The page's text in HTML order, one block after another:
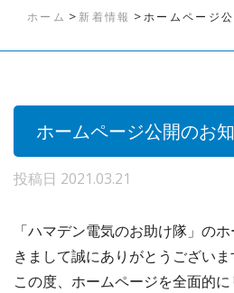
ホーム > 新着情報 >ホームページ
ホームページ公開のお
投稿日 2021.03.21
「ハマデン電気のお助け隊」の
きまして誠にありがとうございま
この度、ホームページを全面的